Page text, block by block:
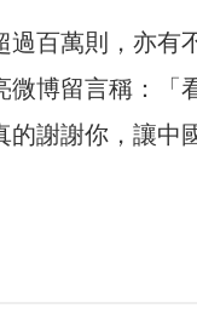
過百萬則，亦有
微博留言稱：「
謝謝你，讓中